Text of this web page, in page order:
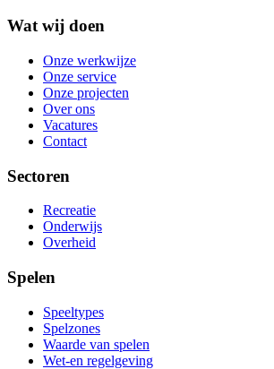
Wat wij doen
Onze werkwijze
Onze service
Onze projecten
Over ons
Vacatures
Contact
Sectoren
Recreatie
Onderwijs
Overheid
Spelen
Speeltypes
Spelzones
Waarde van spelen
Wet-en regelgeving